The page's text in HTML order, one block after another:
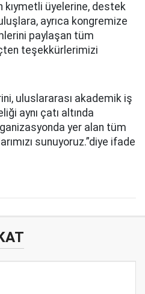
kıymetli üyelerine, destek
ayrıca kongremize
paylaşan tüm
teşekkürlerimizi
uluslararası akademik iş
aynı çatı altında
yer alan tüm
sunuyoruz.”diye ifade